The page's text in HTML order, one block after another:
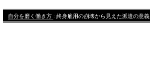
自分を磨く働き方 : 終身雇用の崩壊から見えた派遣の意義